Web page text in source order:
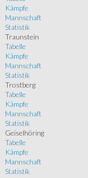
Kämpfe
Mannschaft
Statistik
Traunstein
Tabelle
Kämpfe
Mannschaft
Statistik
Trostberg
Tabelle
Kämpfe
Mannschaft
Statistik
Geiselhöring
Tabelle
Kämpfe
Mannschaft
Statistik